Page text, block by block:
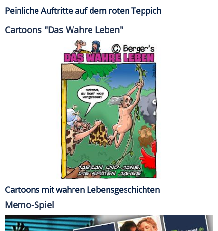
Peinliche Auftritte auf dem roten Teppich
Cartoons "Das Wahre Leben"
Cartoons mit wahren Lebensgeschichten
Memo-Spiel